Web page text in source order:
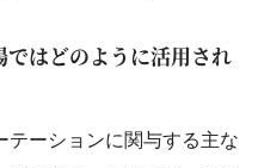
はどのように活用され
テーションに関与する主な